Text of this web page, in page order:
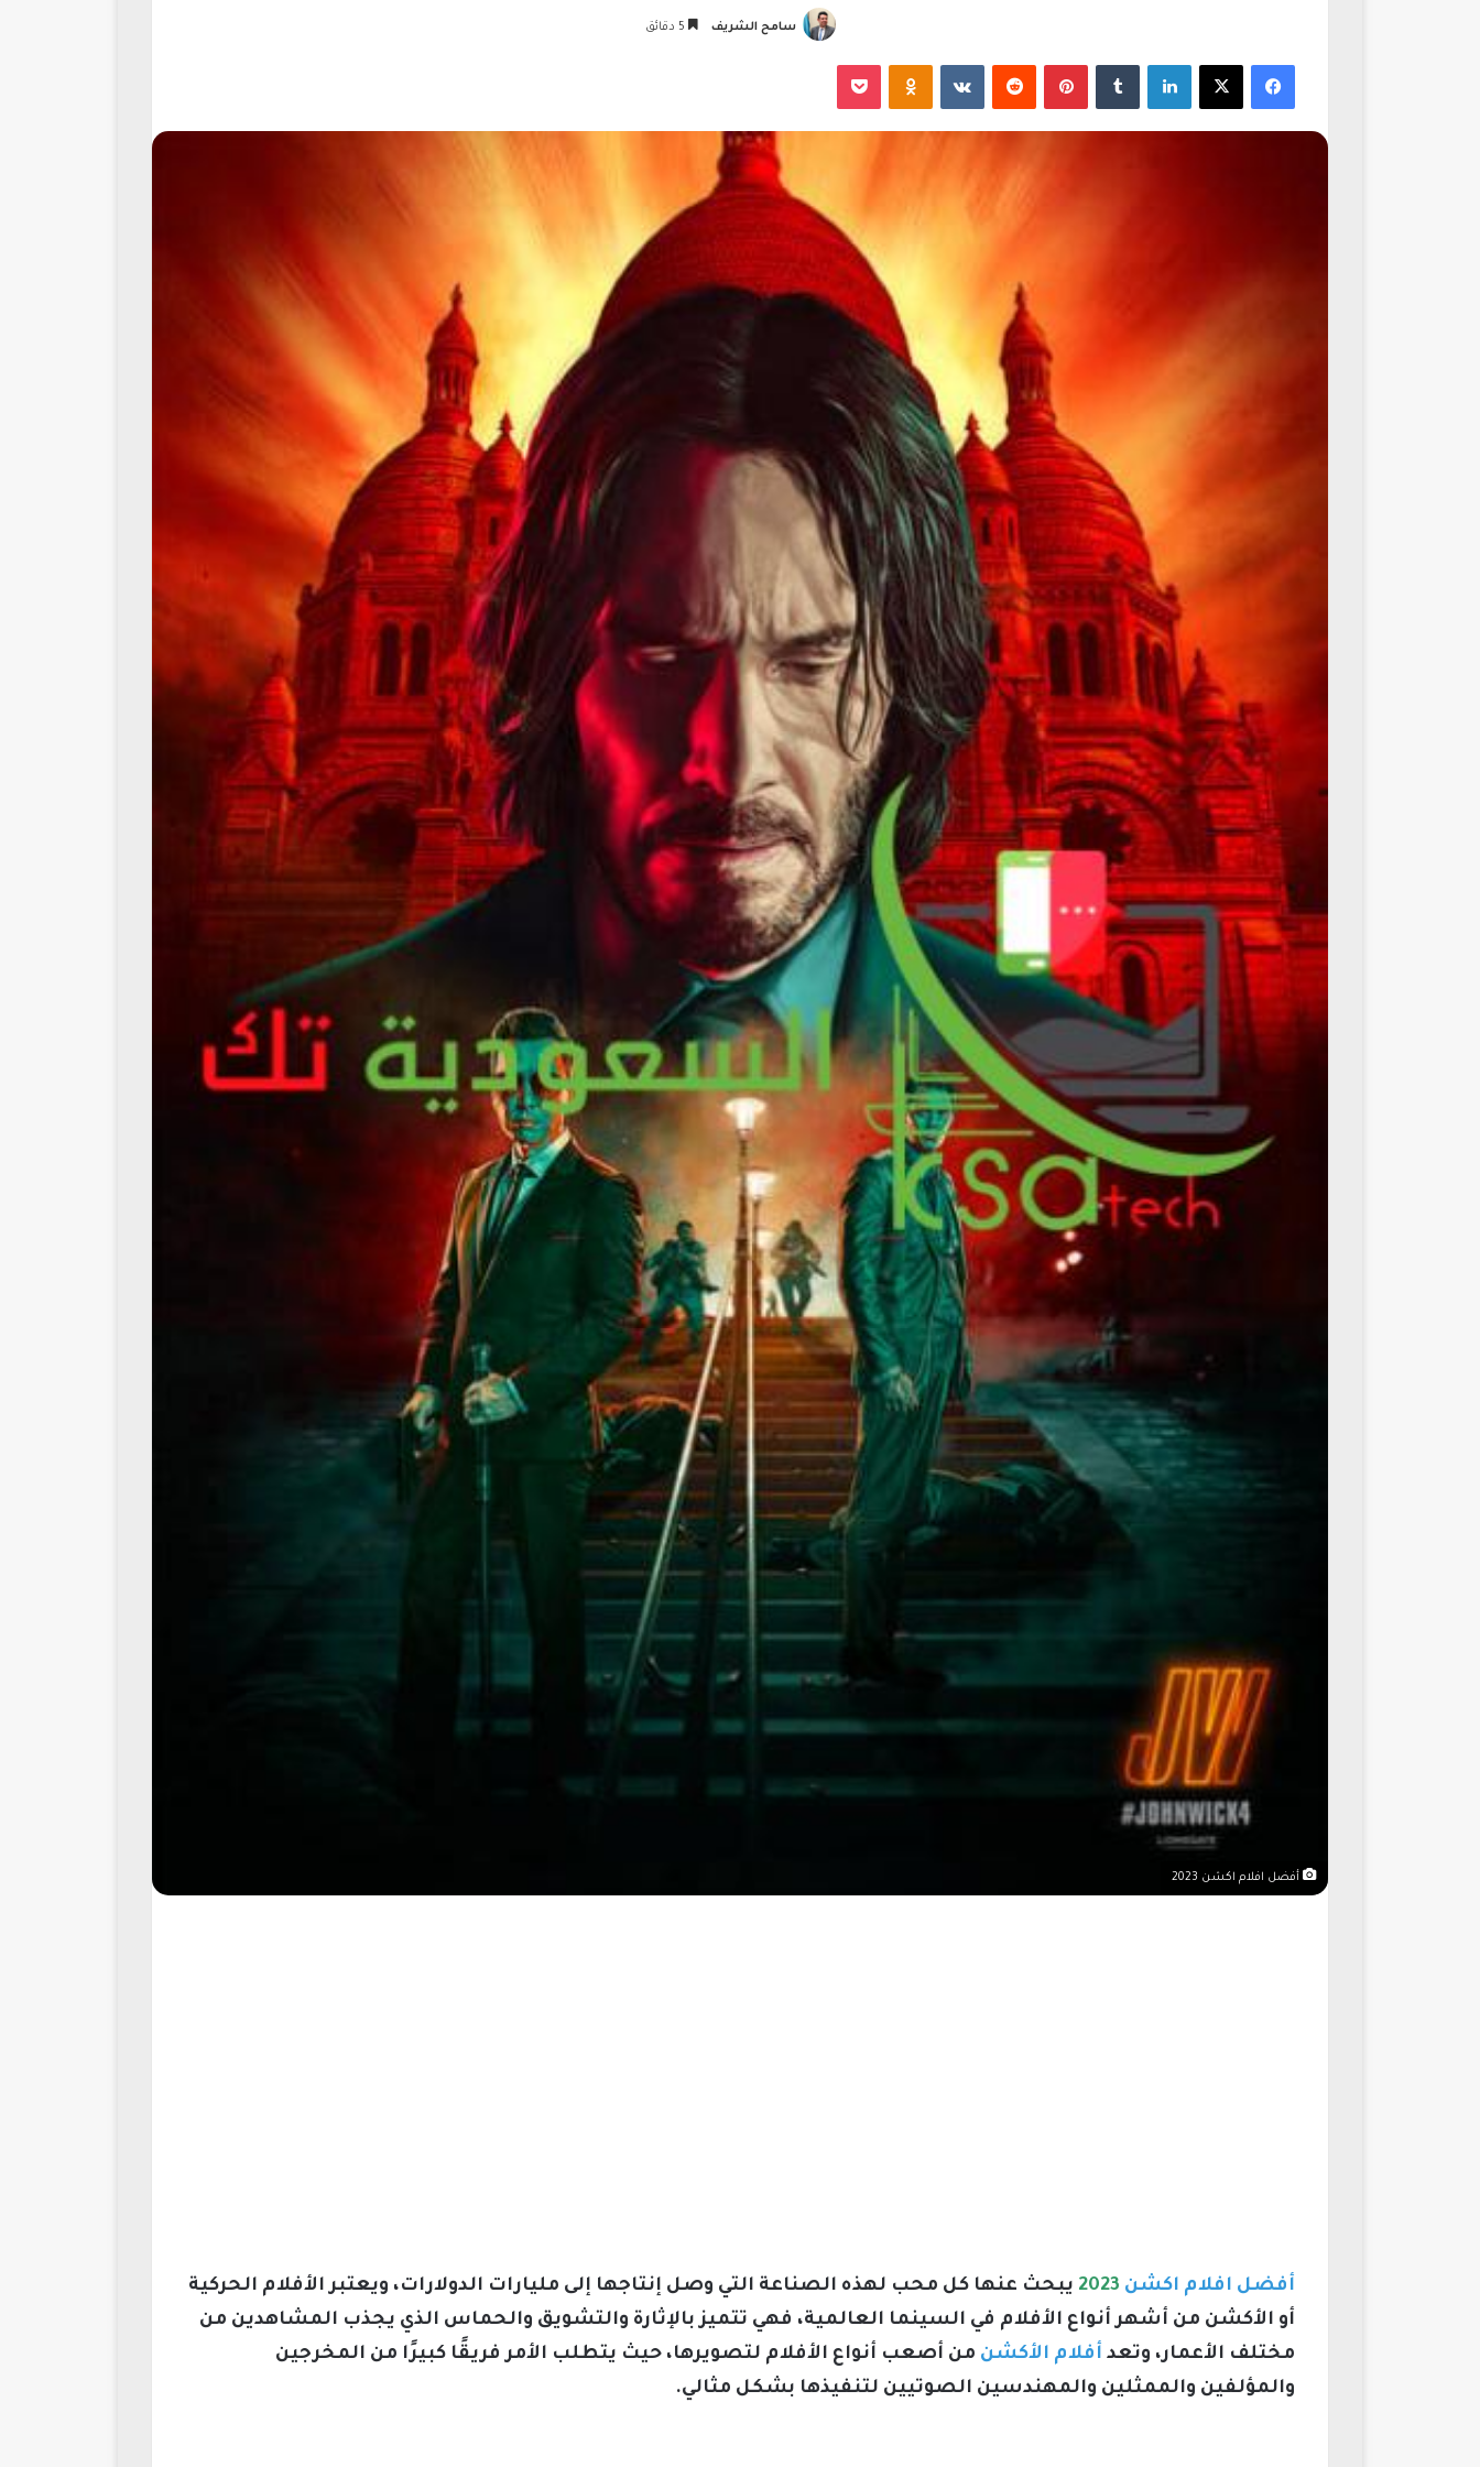
سامح الشريف
فيسبوك لينكدإن بينتيريست
أفضل افلام اكشن 2023
أفضل افلام اكشن
يبحث عنها كل محب لهذه الصناعة التي وصل إنتاجها إلى مليارات الدولارات، ويعتبر الأفلام الحركية
أو الأكشن من أشهر أنواع الأفلام في السينما العالمية، فهي تتميز بالإثارة والتشويق والحماس الذي يجذب المشاهدين من
مختلف الأعمار، وتعد أفلام الأكشن من أصعب أنواع الأفلام لتصويرها، حيث يتطلب الأمر فريقًا كبيرًا من المخرجين
والمؤلفين والممثلين والمهندسين الصوتيين لتنفيذها بشكل مثالي.